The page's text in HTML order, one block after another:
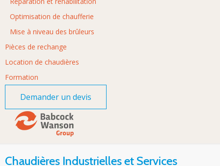
Optimisation de chaufferie
Mise à niveau des brûleurs
Pièces de rechange
Location de chaudières
Formation
Demander un devis
Chaudières Industrielles et Services